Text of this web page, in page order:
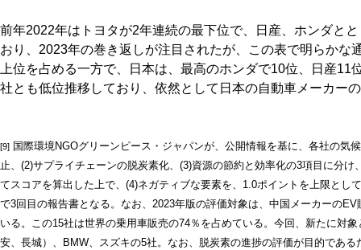
前年2022年はトヨタが2年連続の最下位で、日産、ホンダと
おり、2023年の巻き返しが注目されたが、この表で明らかな
上位を占める一方で、日本は、最高のホンダで10位、日産
社とも低位推移しており、依然として日本の自動車メーカー
[9] 国際環境NGOグリーンピース・ジャパンが、公開情報を基に、各社の気
止、(2)サプライチェーンの脱炭素化、(3)資源の節約と効率化の3項目に分
てスコアを算出した上で、(4)ネガティブな要素を、1.0ポイントを上限とし
で3回目の報告書となる。なお、2023年版の評価対象は、中国メーカーの
いる。この15社は世界の乗用車販売の74％を占めている。今回、新たに対
安、長城）、BMW、スズキの5社。なお、脱炭素の進捗の評価が目的であ